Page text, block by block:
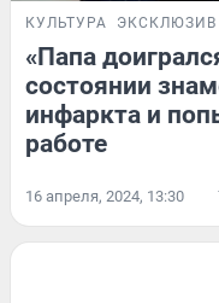
КУЛЬТУРА ЭКСКЛЮЗИВ
«Папа
состоянии
инфаркта и
работе
16 апреля, 2024, 13:30